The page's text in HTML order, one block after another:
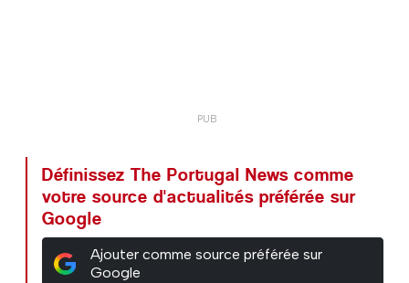
Définissez The Portugal News comme
votre source d'actualités préférée sur
Google
Ajouter comme source préférée sur
Google